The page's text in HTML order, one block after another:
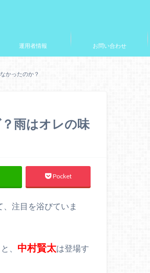
運用者情報 お問い合わせ
かったのか？
雨はオレの味
Pocket
注目を浴びていま
、 中村賢太は登場す